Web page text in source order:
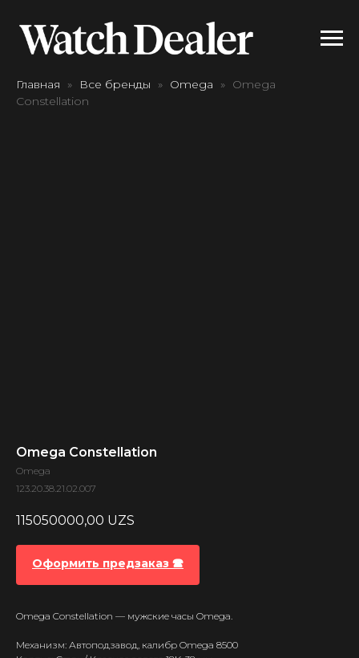
Главная Все бренды Omega
Omega
Constellation
Omega Constellation
Omega
123.20.38.21.02.007
115050000,00 UZS
Оформить предзаказ 🕿
Omega Constellation — мужские часы Omega.
Механизм: Автоподзавод, калибр Omega 8500